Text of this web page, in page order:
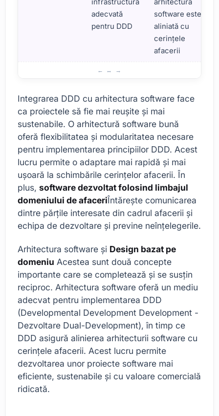
adecvată
pentru DDD
software este
aliniată cu
cerințele
afacerii
Integrarea DDD cu arhitectura software face
ca proiectele să fie mai reușite și mai
sustenabile. O arhitectură software bună
oferă flexibilitatea și modularitatea necesare
pentru implementarea principiilor DDD. Acest
lucru permite o adaptare mai rapidă și mai
ușoară la schimbările cerințelor afacerii. În
plus, software dezvoltat folosind limbajul
domeniului de afaceriÎntărește comunicarea
dintre părțile interesate din cadrul afacerii și
echipa de dezvoltare și previne neînțelegerile.
Arhitectura software și Design bazat pe
domeniu Acestea sunt două concepte
importante care se completează și se susțin
reciproc. Arhitectura software oferă un mediu
adecvat pentru implementarea DDD
(Developmental Development Development -
Dezvoltare Dual-Development), în timp ce
DDD asigură alinierea arhitecturii software cu
cerințele afacerii. Acest lucru permite
dezvoltarea unor proiecte software mai
eficiente, sustenabile și cu valoare comercială
ridicată.